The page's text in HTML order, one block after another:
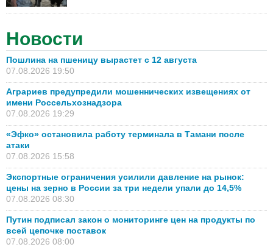
Новости
Пошлина на пшеницу вырастет с 12 августа
07.08.2026 19:50
Аграриев предупредили мошеннических извещениях от
имени Россельхознадзора
07.08.2026 19:29
«Эфко» остановила работу терминала в Тамани после
атаки
07.08.2026 15:58
Экспортные ограничения усилили давление на рынок:
цены на зерно в России за три недели упали до 14,5%
07.08.2026 08:30
Путин подписал закон о мониторинге цен на продукты по
всей цепочке поставок
07.08.2026 08:00